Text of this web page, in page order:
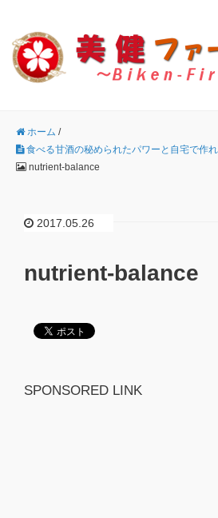
ホーム /
食べる甘酒の秘められたパワーと自宅で作
nutrient-balance
2017.05.26
nutrient-balance
SPONSORED LINK